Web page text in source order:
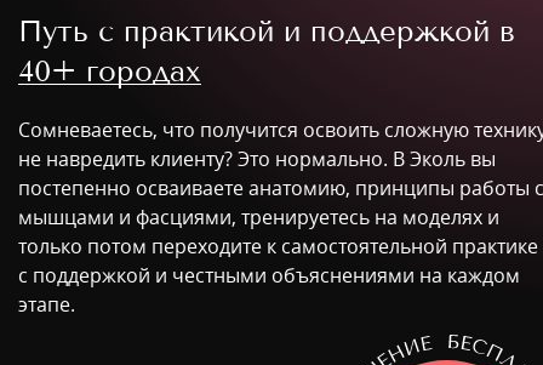
Путь с практикой и поддержкой в
40+ городах
Сомневаетесь, что получится освоить сложную
не навредить клиенту? Это нормально. В Эколь вы
постепенно осваиваете анатомию, принципы работы с
мышцами и фасциями, тренируетесь на моделях и
только потом переходите к самостоятельной
с поддержкой и честными объяснениями на каждом
этапе.